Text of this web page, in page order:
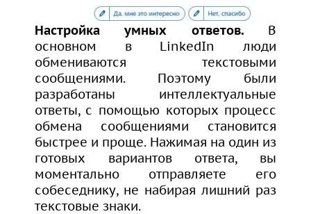
Настройка умных ответов. В
основном в LinkedIn люди
обмениваются текстовыми
сообщениями. Поэтому были
разработаны интеллектуальные
ответы, с помощью которых процесс
обмена сообщениями становится
быстрее и проще. Нажимая на один из
готовых вариантов ответа, вы
моментально отправляете его
собеседнику, не набирая лишний раз
текстовые знаки.